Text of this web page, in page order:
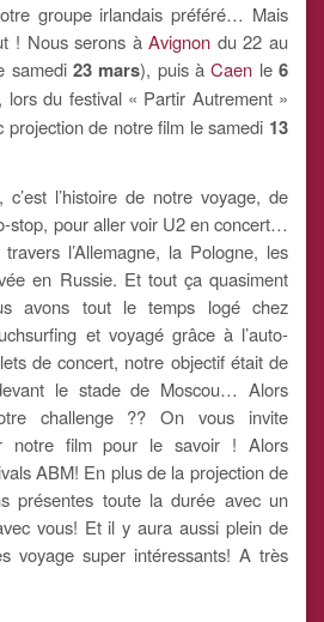
groupe irlandais préféré… Mais
! Nous serons àAvignon du 22 au
samedi 23 mars), puis àCaen le6
lors du festival « Partir Autrement »
projection de notre film le samedi 13
l’histoire de notre voyage, de
stop, pour aller voir U2 en concert…
l’Allemagne, la Pologne, les
en Russie. Et tout ça quasiment
avons tout le temps logé chez
et voyagé grâce à l’auto-
de concert, notre objectif était de
le stade de Moscou… Alors
challenge ?? On vous invite
notre film pour le savoir ! Alors
ABM! En plus de la projection de
présentes toute la durée avec un
vous! Et il y aura aussi plein de
voyage super intéressants! A très